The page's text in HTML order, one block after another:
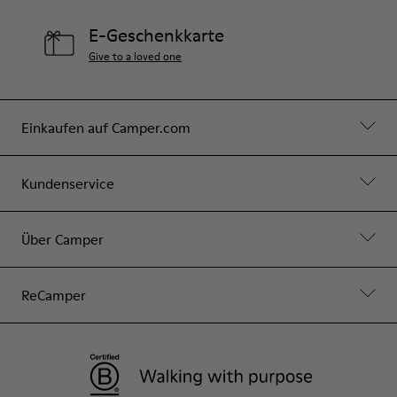
Einkaufen auf Camper.com
Kundenservice
Über Camper
ReCamper
E-Geschenkkarte
Give to a loved one